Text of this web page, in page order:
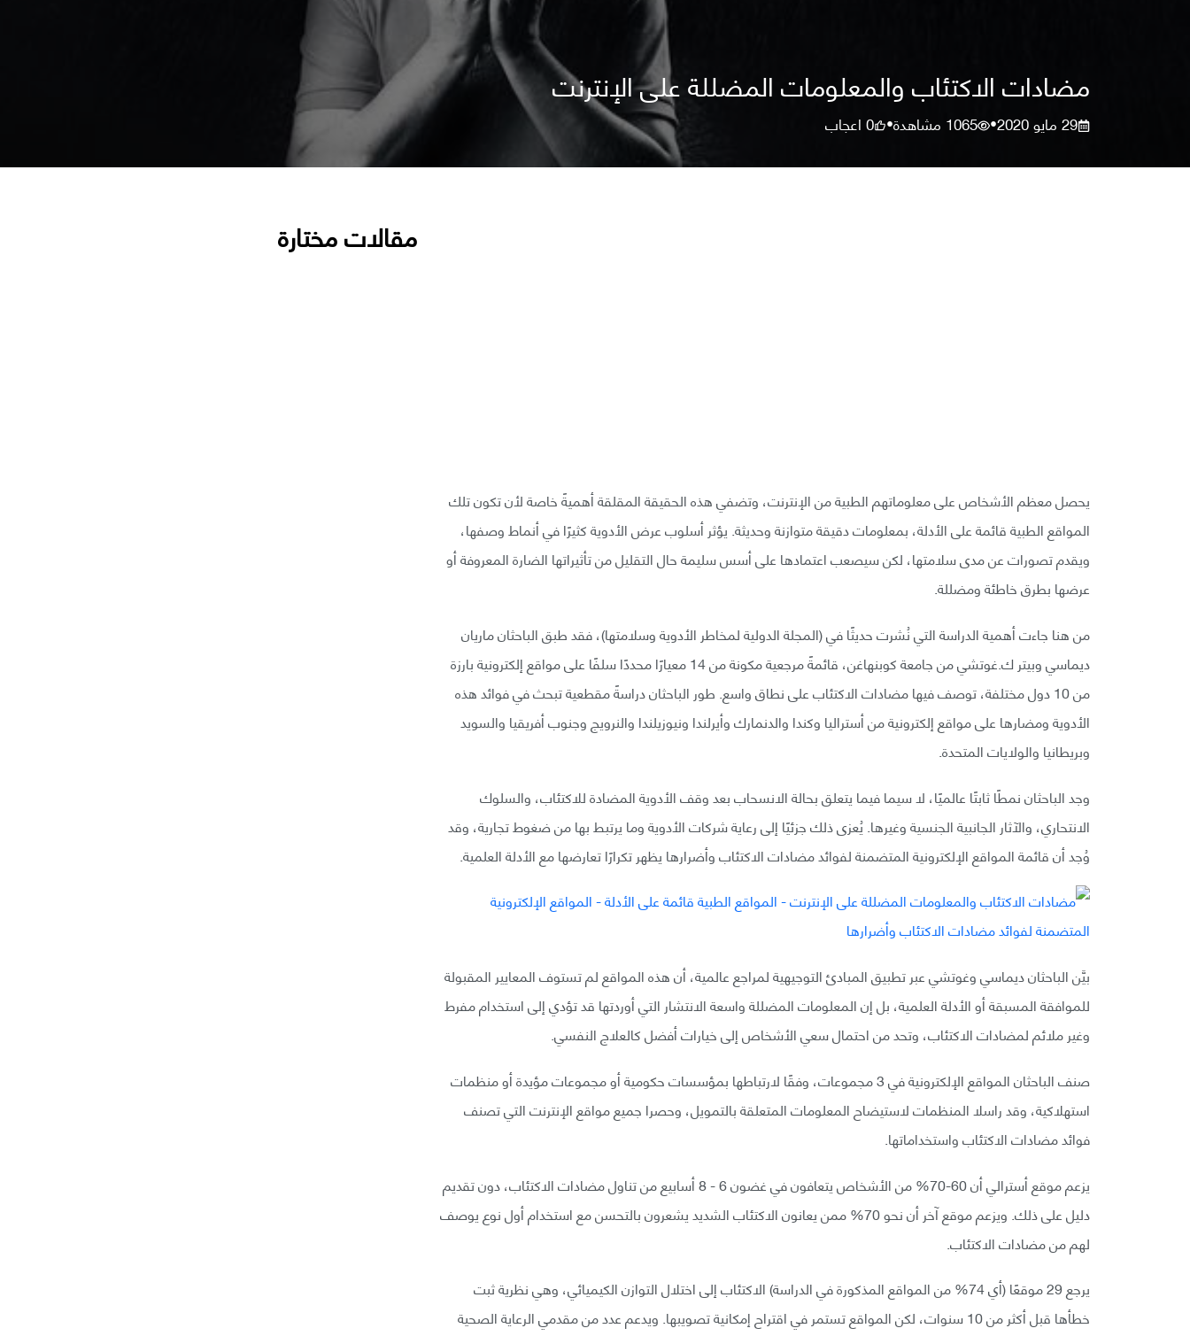
مضادات الاكتئاب والمعلومات المضللة على الإنترنت
29 مايو 2020 •
1065 مشاهدة•
0اعجاب
يحصل معظم الأشخاص على معلوماتهم الطبية من الإنترنت، وتضفي هذه الحقيقة المقلقة أهميةً خاصة لأن تكون تلك
المواقع الطبية قائمة على الأدلة، بمعلومات دقيقة متوازنة وحديثة. يؤثر أسلوب عرض الأدوية كثيرًا في أنماط وصفها،
ويقدم تصورات عن مدى سلامتها، لكن سيصعب اعتمادها على أسس سليمة حال التقليل من تأثيراتها الضارة المعروفة أو
عرضها بطرق خاطئة ومضللة.
من هنا جاءت أهمية الدراسة التي نُشرت حديثًا في (المجلة الدولية لمخاطر الأدوية وسلامتها)، فقد طبق الباحثان ماريان
ديماسي وبيتر ك.غوتشي من جامعة كوبنهاغن، قائمةً مرجعية مكونة من 14 معيارًا محددًا سلفًا على مواقع إلكترونية بارزة
من 10 دول مختلفة، توصف فيها مضادات الاكتئاب على نطاق واسع. طور الباحثان دراسةً مقطعية تبحث في فوائد هذه
الأدوية ومضارها على مواقع إلكترونية من أستراليا وكندا والدنمارك وأيرلندا ونيوزيلندا والنرويج وجنوب أفريقيا والسويد
وبريطانيا والولايات المتحدة.
وجد الباحثان نمطًا ثابتًا عالميًا، لا سيما فيما يتعلق بحالة الانسحاب بعد وقف الأدوية المضادة للاكتئاب، والسلوك
الانتحاري، والآثار الجانبية الجنسية وغيرها. يُعزى ذلك جزئيًا إلى رعاية شركات الأدوية وما يرتبط بها من ضغوط تجارية، وقد
وُجد أن قائمة المواقع الإلكترونية المتضمنة لفوائد مضادات الاكتئاب وأضرارها يظهر تكرارًا تعارضها مع الأدلة العلمية.
بيَّن الباحثان ديماسي وغوتشي عبر تطبيق المبادئ التوجيهية لمراجع عالمية، أن هذه المواقع لم تستوف المعايير المقبولة
للموافقة المسبقة أو الأدلة العلمية، بل إن المعلومات المضللة واسعة الانتشار التي أوردتها قد تؤدي إلى استخدام مفرط
وغير ملائم لمضادات الاكتئاب، وتحد من احتمال سعي الأشخاص إلى خيارات أفضل كالعلاج النفسي.
صنف الباحثان المواقع الإلكترونية في 3 مجموعات، وفقًا لارتباطها بمؤسسات حكومية أو مجموعات مؤيدة أو منظمات
استهلاكية، وقد راسلا المنظمات لاستيضاح المعلومات المتعلقة بالتمويل، وحصرا جميع مواقع الإنترنت التي تصنف
فوائد مضادات الاكتئاب واستخداماتها.
يزعم موقع أسترالي أن 60-70% من الأشخاص يتعافون في غضون 6 - 8 أسابيع من تناول مضادات الاكتئاب، دون تقديم
دليل على ذلك. ويزعم موقع آخر أن نحو 70% ممن يعانون الاكتئاب الشديد يشعرون بالتحسن مع استخدام أول نوع يوصف
لهم من مضادات الاكتئاب.
يرجع 29 موقعًا (أي 74% من المواقع المذكورة في الدراسة) الاكتئاب إلى اختلال التوازن الكيميائي، وهي نظرية ثبت
خطأها قبل أكثر من 10 سنوات، لكن المواقع تستمر في اقتراح إمكانية تصويبها. ويدعم عدد من مقدمي الرعاية الصحية
مقالات مختارة